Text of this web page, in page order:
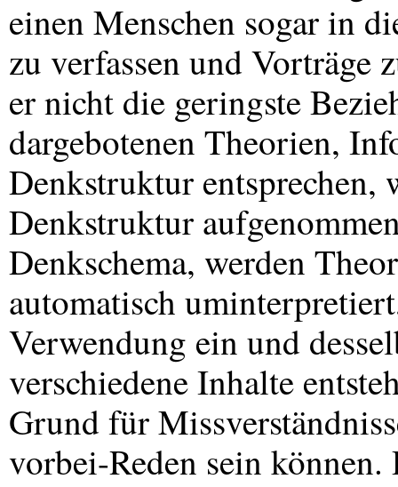
einen Menschen sogar in
zu verfassen und Vorträge
er nicht die geringste
dargebotenen Theorien,
Denkstruktur entsprechen,
Denkstruktur
Denkschema, werden
automatisch
Verwendung ein und
verschiedene Inhalte
Grund für
vorbei-Reden sein